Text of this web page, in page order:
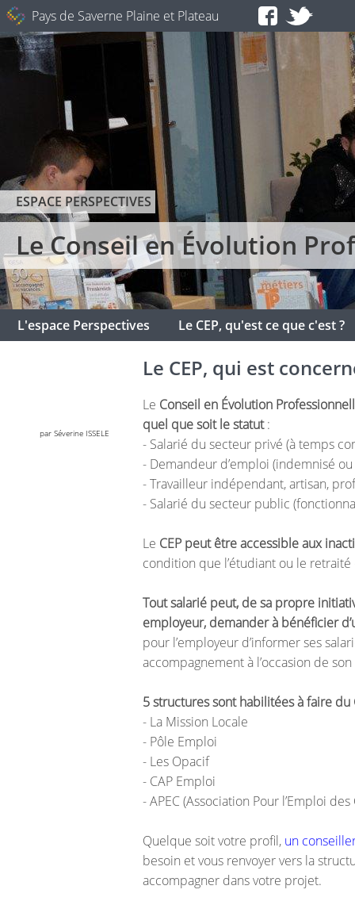
Pays de Saverne Plaine et Plateau
ESPACE PERSPECTIVES
Le Conseil en Évolution
L'espace Perspectives Le CEP, qu'est ce que c'est ?
Le CEP, qui est
Le Conseil en Évolution
quel que soit le statut:
- Salarié du secteur privé (à temps
- Demandeur d’emploi (indemnisé
- Travailleur indépendant, artisan,
- Salarié du secteur public
Le CEP peut être accessible aux
condition que l’étudiant ou le
Tout salarié peut, de sa propre
employeur, demander à bénéficier
pour l’employeur d’informer ses
accompagnement à l’occasion de
5 structures sont habilitées à faire du
- La Mission Locale
- Pôle Emploi
- Les Opacif
- CAP Emploi
- APEC (Association Pour l’Emploi
Quelque soit votre profil, un
besoin et vous renvoyer vers la
accompagner dans votre projet.
par Séverine ISSELE